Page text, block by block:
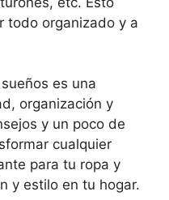
todo organizado y a
es una
organización y
y un poco de
cualquier
para tu ropa y
y estilo en tu hogar.